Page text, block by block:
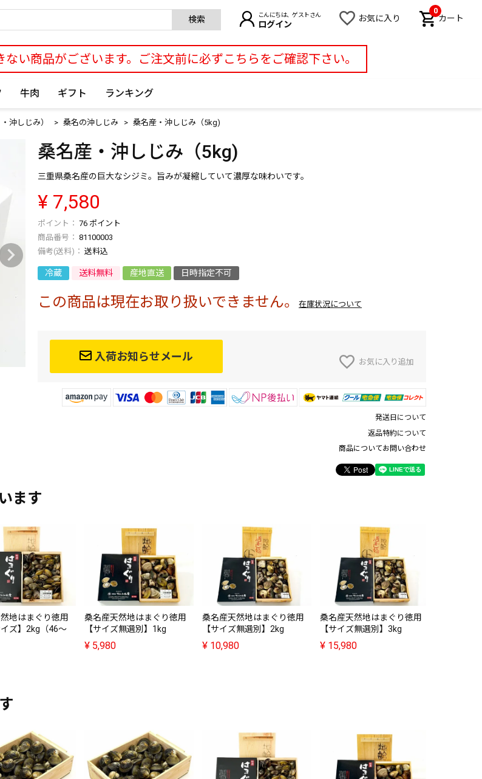
検索 こんにちは、ゲストさん
ログイン
お気に入り カート
0
い商品がございます。ご注文前に必ずこちらをご確認下さい。
牛肉 ギフト ランキング
沖しじみ） 桑名の沖しじみ 桑名産・沖しじみ（5kg)
桑名産・沖しじみ（5kg)
三重県桑名産の巨大なシジミ。旨みが凝縮していて濃厚な味わいです。
¥ 7,580
76 ポイント
商品番号
81100003
送料込
冷蔵 送料無料 産地直送 日時指定不可
この商品は現在お取り扱いできません。 在庫状況について
お気に入り追加
入荷お知らせメール
発送日について
返品特約について
商品についてお問い合わせ
ます
地はまぐり徳用
イズ】2kg（46～
桑名産天然地はまぐり徳用
【サイズ無選別】1kg
¥ 5,980
桑名産天然地はまぐり徳用
【サイズ無選別】2kg
¥ 10,980
桑名産天然地はまぐり徳用
【サイズ無選別】3kg
¥ 15,980